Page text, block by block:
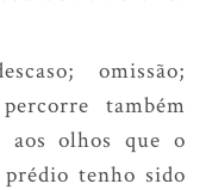
omissão;
também
olhos que o
tenho sido